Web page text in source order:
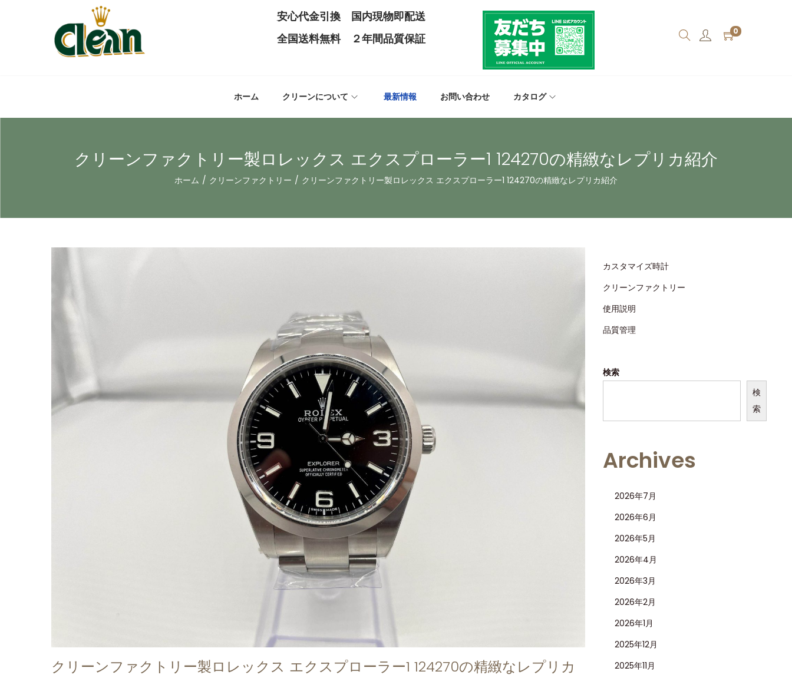
安心代金引換 国内現物即配送
全国送料無料 ２年間品質保証
0
ホーム クリーンについて 最新情報 お問い合わせ カタログ
クリーンファクトリー製ロレックス エクスプローラー1 124270の精緻なレプリカ紹介
ホーム / クリーンファクトリー / クリーンファクトリー製ロレックス エクスプローラー1 124270の精緻なレプリカ紹介
クリーンファクトリー製ロレックス エクスプローラー1 124270の精緻なレプリカ
カスタマイズ時計
クリーンファクトリー
使用説明
品質管理
検索
検
索
Archives
2026年7月
2026年6月
2026年5月
2026年4月
2026年3月
2026年2月
2026年1月
2025年12月
2025年11月